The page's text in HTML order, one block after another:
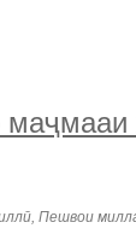
Пешвои